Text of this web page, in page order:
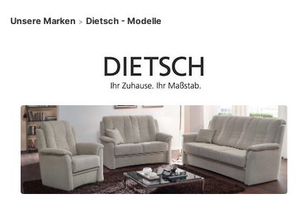
Unsere Marken > Dietsch - Modelle
Schnell
Polsterplaner
Möbel-
Konfigurator